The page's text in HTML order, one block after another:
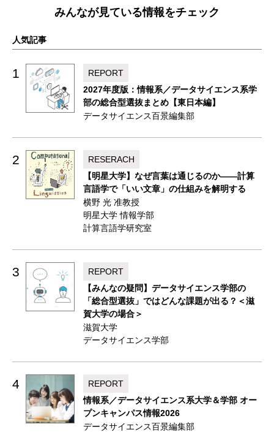
みんなが見ている情報をチェック
人気記事
1
REPORT
2027年度版：情報系／データサイエンス系学
部の総合型選抜まとめ【東日本編】
データサイエンス百景編集部
2
RESERACH
【明星大学】なぜ言葉は通じるのか——計算
言語学で「いい文章」の仕組みを解明する
横野 光 准教授
明星大学 情報学部
計算言語学研究室
3
REPORT
【みんなの疑問】データサイエンス学部の
「総合型選抜」ではどんな課題が出る？＜滋
賀大学の場合＞
滋賀大学
データサイエンス学部
4
REPORT
情報系／データサイエンス系大学＆学部 オー
プンキャンパス情報2026
データサイエンス百景編集部